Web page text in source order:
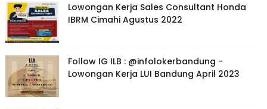
Lowongan Kerja Sales Consultant Honda
IBRM Cimahi Agustus 2022
Follow IG ILB : @infolokerbandung -
Lowongan Kerja LUI Bandung April 2023